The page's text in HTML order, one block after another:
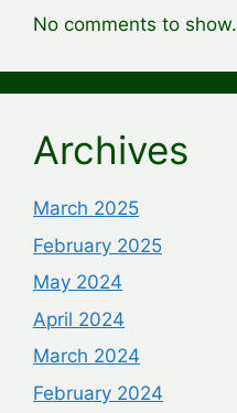
No comments to show.
Archives
March 2025
February 2025
May 2024
April 2024
March 2024
February 2024